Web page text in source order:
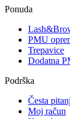
Ponuda
PMU
Trepavice
Dodatna
Podrška
Česta
Moj račun